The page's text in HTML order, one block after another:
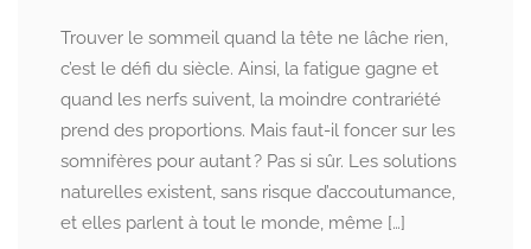
Trouver le sommeil quand la tête ne lâche rien,
c’est le défi du siècle. Ainsi, la fatigue gagne et
quand les nerfs suivent, la moindre contrariété
prend des proportions. Mais faut-il foncer sur les
somnifères pour autant ? Pas si sûr. Les solutions
naturelles existent, sans risque d’accoutumance,
et elles parlent à tout le monde, même […]